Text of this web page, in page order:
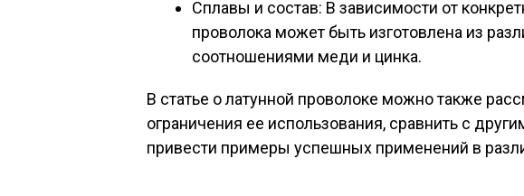
Сплавы и состав: В зависимости от
проволока может быть изготовлена из
соотношениями меди и цинка.
В статье о латунной проволоке можно также
ограничения ее использования, сравнить с
привести примеры успешных применений в